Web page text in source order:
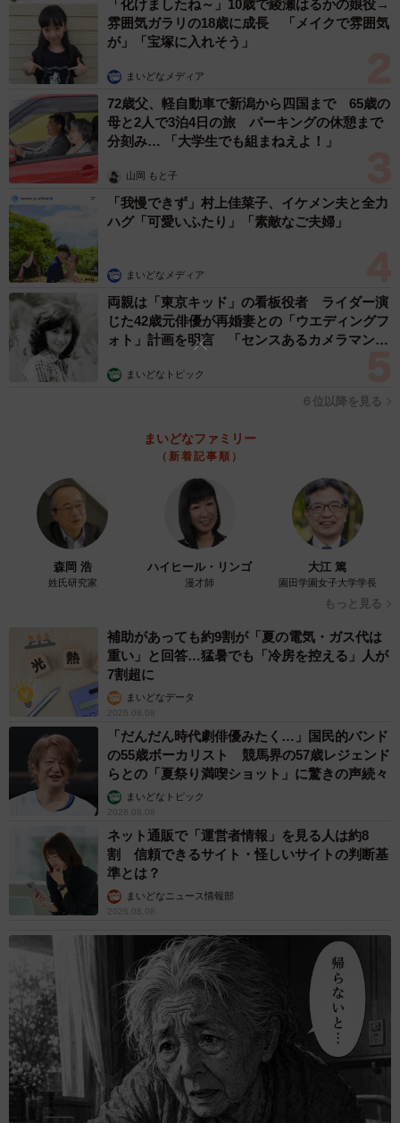
ンダードに腹が立って。これまでの思いをぶつけて言い負
かしてしまったんです」
そして、その日からはなんとなく家庭内の序列が無くなっ
たといいます。
「夫にポンポンと言い返せるようになりました。最近仕事
も決めて働き始めたのですが、今のところ文句は言われて
いませんね…ふふっ」
以前より家庭内の空気は良くなりました、と語るW子さ
ん。結果オーライのようです。
◇ ◇
OECDの調査によると、日本は他の先進国に比べて「男ら
しさ」「女らしさ」に関する固定観念が強い傾向にあるよ
一方で、内閣府の「男女共同参画に関する世論調査」で
は、家庭内の役割分担に対する意識は徐々に変化してお
り、「夫は外で働き、妻は家庭を守るべき」と考える人の
年代には50％以上）。
個人が性別に関係なく自分らしく生きることが尊重される
社会は、すぐそこまで来ているのかもしれません。
◇ ◇
◆はいどろ漫画 日常の事件や、身近なスカッと話をお届
け！【はいどろ漫画】のInstagramで連載漫画を描いてま
す。
Instagramはこちら→
https://www.instagram.com/haidoromanga
◇ ◇
【出典】
▽ジェンダー意識に関する国際的な比較（OECDデータ）
https://www.jstage.jst.go.jp/article/jjoffamilysociology/22/1/2
2_1_52/_pdf
▽内閣府 男女共同参画に関する世論調査
https://survey.gov-online.go.jp/r01/r01-danjo/2-2.html
「化けましたね～」10歳で綾瀬はるかの娘役→
雰囲気ガラリの18歳に成長 「メイクで雰囲気
が」「宝塚に入れそう」
まいどなメディア
72歳父、軽自動車で新潟から四国まで 65歳の
母と2人で3泊4日の旅 パーキングの休憩まで
分刻み… 「大学生でも組まねえよ！」
山岡 もと子
「我慢できず」村上佳菜子、イケメン夫と全力
ハグ「可愛いふたり」「素敵なご夫婦」
まいどなメディア
両親は「東京キッド」の看板役者 ライダー演
じた42歳元俳優が再婚妻との「ウエディングフ
ォト」計画を明言 「センスあるカメラマン求
まいどなトピック
６位以降を見る
まいどなファミリー
（新着記事順）
森岡 浩
姓氏研究家
ハイヒール・リンゴ
漫才師
大江 篤
園田学園女子大学学長
もっと見る
補助があっても約9割が「夏の電気・ガス代は
重い」と回答…猛暑でも「冷房を控える」人が
7割超に
まいどなデータ
2026.08.08
「だんだん時代劇俳優みたく…」国民的バンド
の55歳ボーカリスト 競馬界の57歳レジェンド
らとの「夏祭り満喫ショット」に驚きの声続々
まいどなトピック
2026.08.08
ネット通販で「運営者情報」を見る人は約8
割 信頼できるサイト・怪しいサイトの判断基
準とは？
まいどなニュース情報部
2026.08.08